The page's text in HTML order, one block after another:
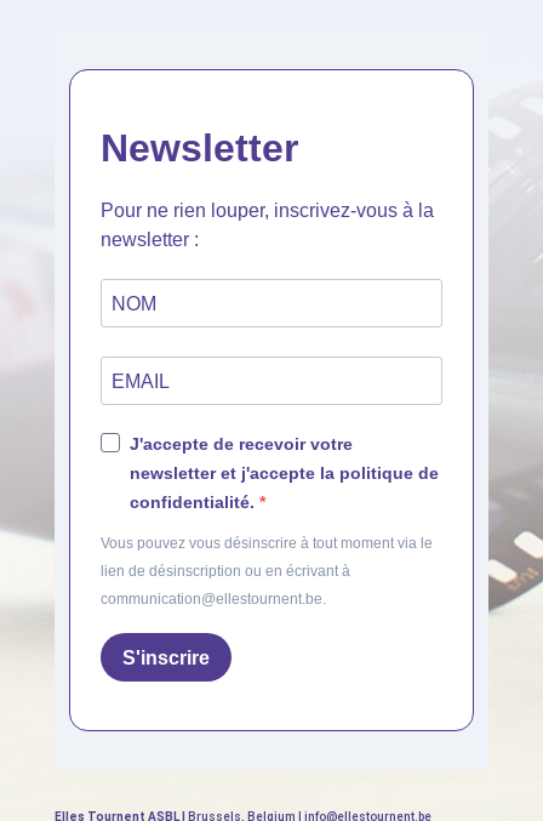
Newsletter
Pour ne rien louper, inscrivez-vous à la
newsletter :
J'accepte de recevoir votre
newsletter et j'accepte la politique de
confidentialité.
Vous pouvez vous désinscrire à tout moment via le
lien de désinscription ou en écrivant à
communication@ellestournent.be.
S'inscrire
Elles Tournent ASBL | Brussels, Belgium | info@ellestournent.be